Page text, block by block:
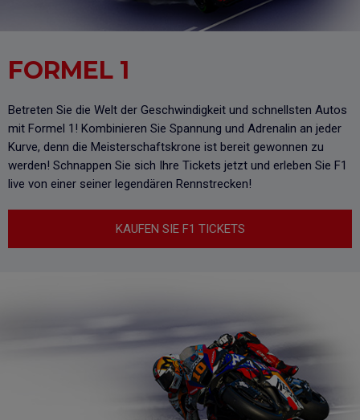
FORMEL 1
Betreten Sie die Welt der Geschwindigkeit und schnellsten Autos
mit Formel 1! Kombinieren Sie Spannung und Adrenalin an jeder
Kurve, denn die Meisterschaftskrone ist bereit gewonnen zu
werden! Schnappen Sie sich Ihre Tickets jetzt und erleben Sie F1
live von einer seiner legendären Rennstrecken!
KAUFEN SIE F1 TICKETS